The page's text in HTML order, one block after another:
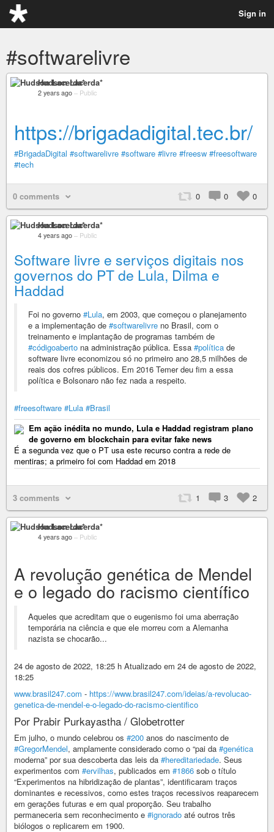
Sign in
#softwarelivre
Hudson Lacerda*
2 years ago – Public
https://brigadadigital.tec.br/
#BrigadaDigital #softwarelivre #software #livre #freesw #freesoftware
#tech
0 comments 0 0 0
Hudson Lacerda*
4 years ago – Public
Software livre e serviços digitais nos
governos do PT de Lula, Dilma e
Haddad
Foi no governo #Lula, em 2003, que começou o planejamento
e a implementação de #softwarelivre no Brasil, com o
treinamento e implantação de programas também de
#códigoaberto na administração pública. Essa #política de
software livre economizou só no primeiro ano 28,5 milhões de
reais dos cofres públicos. Em 2016 Temer deu fim a essa
política e Bolsonaro não fez nada a respeito.
#freesoftware #Lula #Brasil
Em ação inédita no mundo, Lula e Haddad registram plano
de governo em blockchain para evitar fake news
É a segunda vez que o PT usa este recurso contra a rede de
mentiras; a primeiro foi com Haddad em 2018
3 comments 1 3 2
Hudson Lacerda*
4 years ago – Public
A revolução genética de Mendel
e o legado do racismo científico
Aqueles que acreditam que o eugenismo foi uma aberração
temporária na ciência e que ele morreu com a Alemanha
nazista se chocarão...
24 de agosto de 2022, 18:25 h Atualizado em 24 de agosto de 2022,
18:25
www.brasil247.com - https://www.brasil247.com/ideias/a-revolucao-
genetica-de-mendel-e-o-legado-do-racismo-cientifico
Por Prabir Purkayastha / Globetrotter
Em julho, o mundo celebrou os #200 anos do nascimento de
#GregorMendel, amplamente considerado como o “pai da #genética
moderna” por sua descoberta das leis da #hereditariedade. Seus
experimentos com #ervilhas, publicados em #1866 sob o título
“Experimentos na hibridização de plantas”, identificaram traços
dominantes e recessivos, como estes traços recessivos reaparecem
em gerações futuras e em qual proporção. Seu trabalho
permaneceria sem reconhecimento e #ignorado até outros três
biólogos o replicarem em 1900.